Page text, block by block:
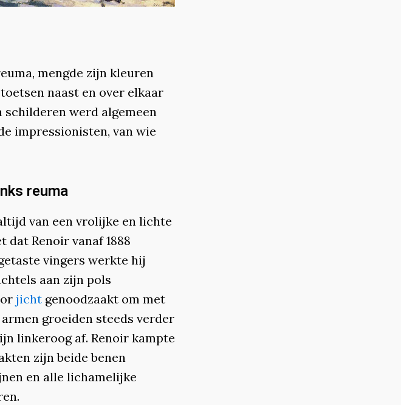
mengde zijn kleuren
naast en over elkaar
schilderen werd algemeen
impressionisten, van wie
reuma
van een vrolijke en lichte
dat Renoir vanaf 1888
vingers werkte hij
aan zijn pols
jicht genoodzaakt om met
groeiden steeds verder
linkeroog af. Renoir kampte
zijn beide benen
en alle lichamelijke